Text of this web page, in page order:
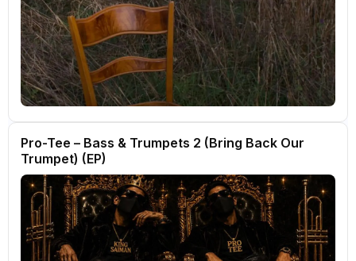
Pro-Tee – Bass & Trumpets 2 (Bring Back Our
Trumpet) (EP)